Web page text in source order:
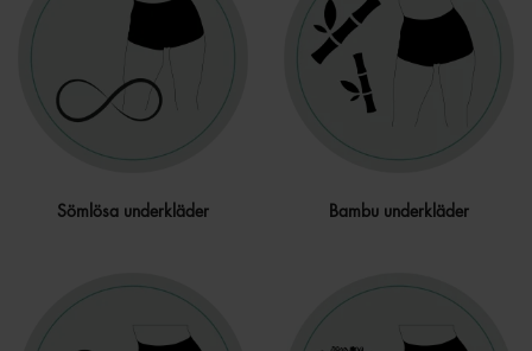
Sömlösa underkläder Bambu underkläder